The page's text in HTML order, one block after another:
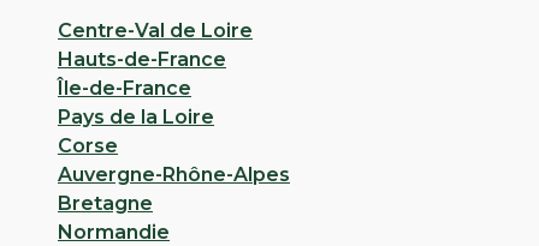
58 RUE CASIMIR BEUGNET 62160 Bully Les Mines
Appeler
PLUS D'INFO
CHOISIR CETTE PHARMACIE
Centre-Val de Loire
Hauts-de-France
Île-de-France
Pays de la Loire
Corse
Auvergne-Rhône-Alpes
Bretagne
Normandie